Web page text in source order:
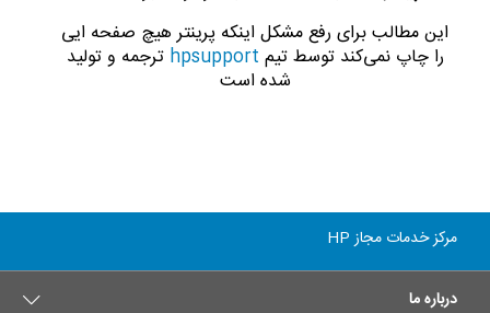
این مطالب برای رفع مشکل اینکه پرینتر هیچ صفحه ایی
را چاپ نمی‌کند توسط تیم hpsupport ترجمه و تولید
شده است
مرکز خدمات مجاز HP
درباره ما